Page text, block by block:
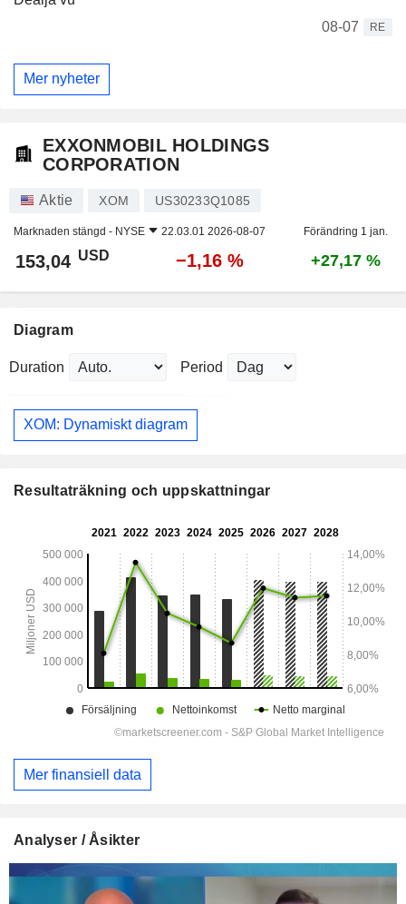
08-07
RE
Mer nyheter
EXXONMOBIL HOLDINGS
CORPORATION
Aktie XOM US30233Q1085
Marknaden stängd - NYSE 22.03.01 2026-08-07 Förändring 1 jan.
153,04 USD −1,16 % +27,17 %
Diagram
Duration Period
XOM: Dynamiskt diagram
Resultaträkning och uppskattningar
Mer finansiell data
Analyser / Åsikter